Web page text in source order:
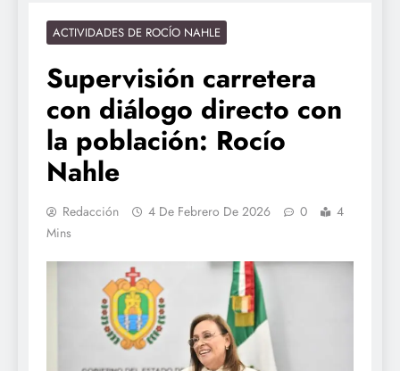
ACTIVIDADES DE ROCÍO NAHLE
Supervisión carretera
con diálogo directo con
la población: Rocío
Nahle
Redacción 4 De Febrero De 2026 0
4
Mins